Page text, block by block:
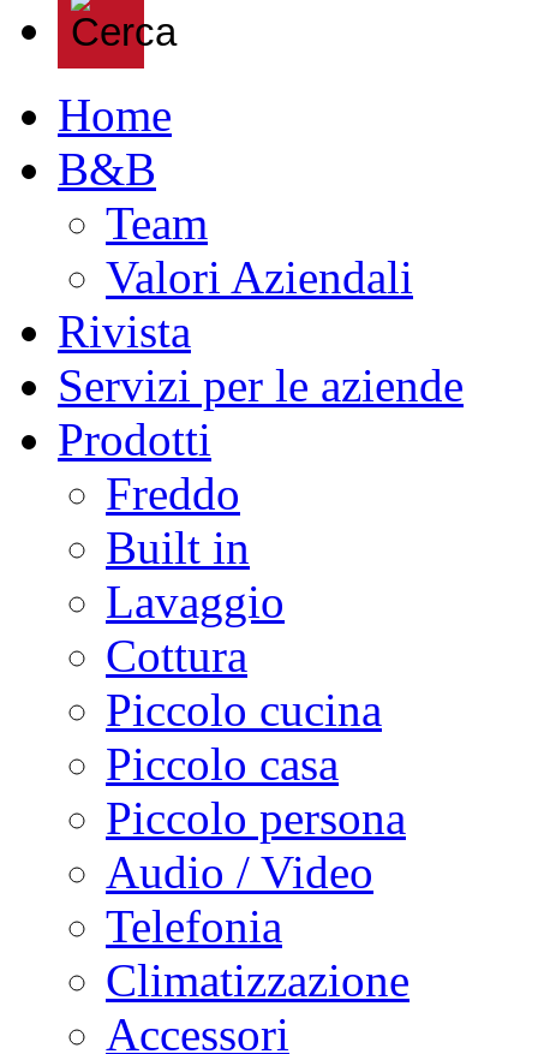
Home
B&B
Team
Valori Aziendali
Rivista
Servizi per le aziende
Prodotti
Freddo
Built in
Lavaggio
Cottura
Piccolo cucina
Piccolo casa
Piccolo persona
Audio / Video
Telefonia
Climatizzazione
Accessori